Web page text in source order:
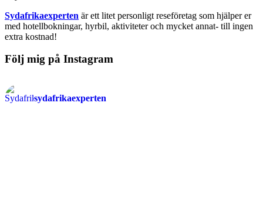
Sydafrikaexperten är ett litet personligt reseföretag som hjälper er
med hotellbokningar, hyrbil, aktiviteter och mycket annat- till ingen
extra kostnad!
Följ mig på Instagram
sydafrikaexperten